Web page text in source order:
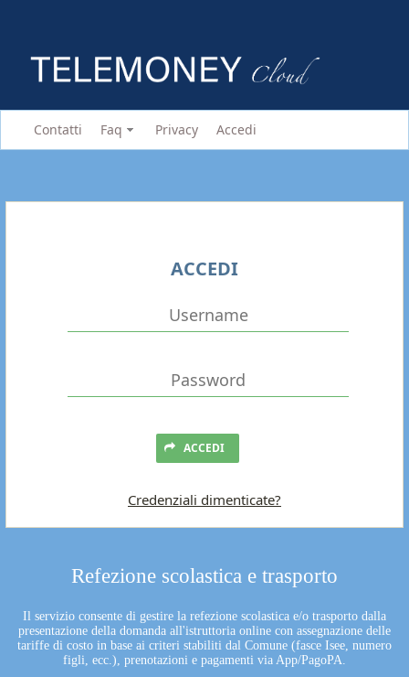
Contatti Faq Privacy Accedi
Refezione scolastica e trasporto
Il servizio consente di gestire la refezione scolastica e/o trasporto dalla
presentazione della domanda all'istruttoria online con assegnazione delle
tariffe di costo in base ai criteri stabiliti dal Comune (fasce Isee, numero
figli, ecc.), prenotazioni e pagamenti via App/PagoPA.
ACCEDI
ACCEDI
Credenziali dimenticate?